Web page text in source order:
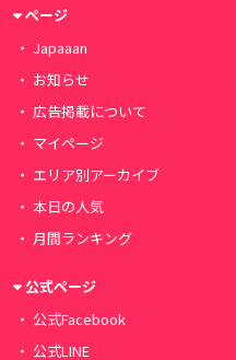
ページ
Japaaan
お知らせ
広告掲載について
マイページ
エリア別アーカイブ
本日の人気
月間ランキング
公式ページ
公式Facebook
公式LINE